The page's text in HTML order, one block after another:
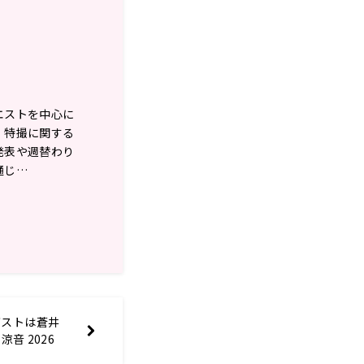
トを中心に
撮に関する
や週替わり
じ…
トは蒼井
音 2026